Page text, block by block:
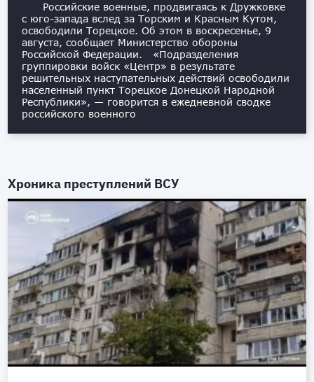
Российские военные, продвигаясь к Дружковке
с юго-запада вслед за Торским и Красным Кутом,
освободили Торецкое. Об этом в воскресенье, 9
августа, сообщает Министерство обороны
Российской Федерации. «Подразделения
группировки войск «Центр» в результате
решительных наступательных действий освободили
населенный пункт Торецкое Донецкой Народной
Республики», — говорится в ежедневной сводке
российского военного
Хроника преступлений ВСУ